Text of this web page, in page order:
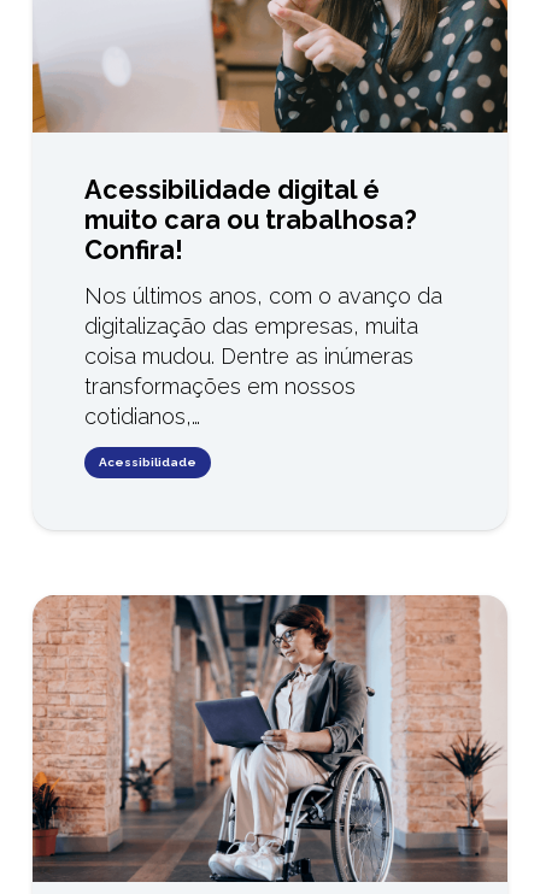
Acessibilidade digital é
muito cara ou trabalhosa?
Confira!
Nos últimos anos, com o avanço da
digitalização das empresas, muita
coisa mudou. Dentre as inúmeras
transformações em nossos
cotidianos,…
Acessibilidade